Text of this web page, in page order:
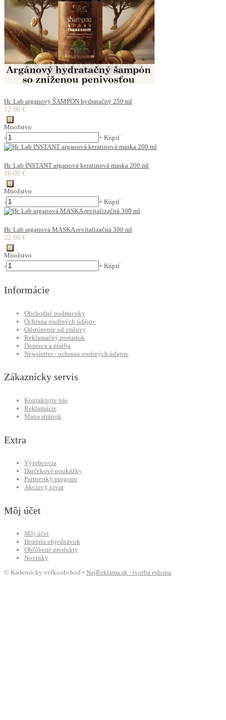
Hc Lab arganový ŠAMPÓN hydratačný 250 ml
12.00 €
Množstvo
-
+ Kúpiť
Hc Lab INSTANT arganová keratinová maska 200 ml
16.00 €
Množstvo
-
+ Kúpiť
Hc Lab arganová MASKA revitalizačná 300 ml
22.00 €
Množstvo
-
+ Kúpiť
Informácie
Obchodné podmienky
Ochrana osobných údajov
Odstúpenie od zmluvy
Reklamačný poriadok
Doprava a platba
Newsletter - ochrana osobných údajov
Zákaznícky servis
Kontaktujte nás
Reklamácie
Mapa stránok
Extra
Výrobcovia
Darčekové poukážky
Partnerský program
Akciový tovar
Môj účet
Môj účet
História objednávok
Obľúbené produkty
Novinky
© Kadernícky veľkoobchod • NajReklama.sk - tvorba eshopu